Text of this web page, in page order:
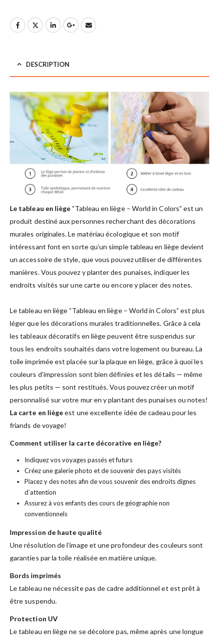
DESCRIPTION
Le tableau en liège “Tableau en liège – World in Colors” est un
produit destiné aux personnes recherchant des décorations
murales originales. Le matériau écologique et son motif
intéressant font en sorte qu’un simple tableau en liège devient
un accessoire de style, que vous pouvez utiliser de différentes
manières. Vous pouvez y planter des punaises, indiquer les
endroits visités sur une carte ou encore y placer des notes.
Le tableau en liège “Tableau en liège – World in Colors” est plus
léger que les décorations murales traditionnelles. Grâce à cela
les tableaux décoratifs en liège peuvent être suspendus sur
tous les endroits souhaités dans votre logement ou bureau. La
toile imprimée est placée sur la plaque en liège, grâce à quoi les
couleurs d’impression sont bien définies et les détails — même
les plus petits — sont restitués. Vous pouvez créer un motif
personnalisé sur votre mur en y plantant des punaises ou notes!
La carte en liègeest une excellente idée de cadeau pour les
friands de voyage!
Comment utiliser la carte décorative en liège?
Indiquez vos voyages passés et futurs
Créez une galerie photo et de souvenir des pays visités
Placez y des notes afin de vous souvenir des endroits dignes
d’attention
Assurez à vos enfants des cours de géographie non
conventionnels
Impression de haute qualité
Une résolution de l’image et une profondeur des couleurs sont
garanties par la toile réalisée en matière unique.
Bords imprimés
Le tableau ne nécessite pas de cadre additionnel et est prêt à
être suspendu.
Protection UV
Le tableau en liège ne se décolore pas, même après une longue